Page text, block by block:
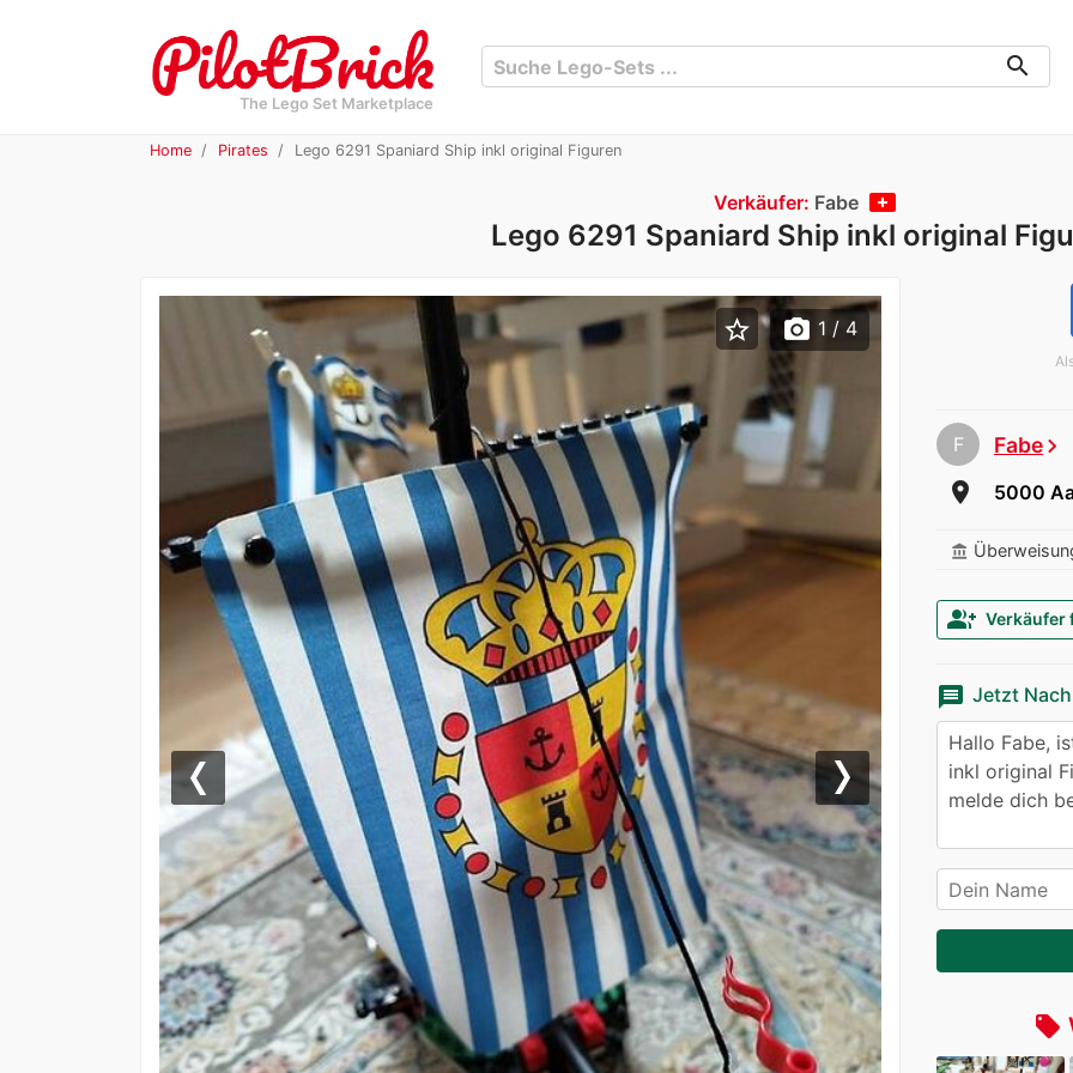
The Lego Set Marketplace
search
Home Pirates Lego 6291 Spaniard Ship inkl original Figuren
Verkäufer: Fabe
Lego 6291 Spaniard Ship inkl original
F Fabechevron_right
room 5000
account_balance
group_add Verkäufer
message Jetzt
local_offer
Previous Next
star_border photo_camera 1 / 4